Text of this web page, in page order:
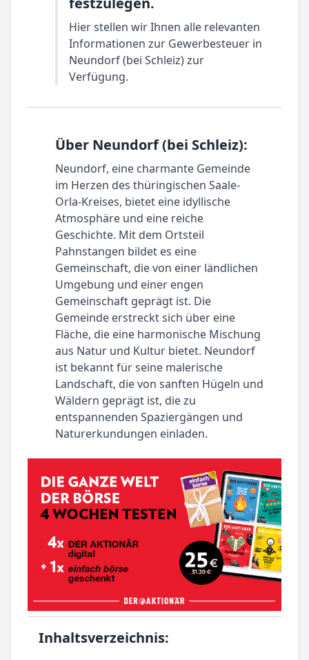
Hier stellen wir Ihnen alle relevanten
Informationen zur Gewerbesteuer in
Neundorf (bei Schleiz) zur
Verfügung.
Über Neundorf (bei Schleiz):
Neundorf, eine charmante Gemeinde
im Herzen des thüringischen Saale-
Orla-Kreises, bietet eine idyllische
Atmosphäre und eine reiche
Geschichte. Mit dem Ortsteil
Pahnstangen bildet es eine
Gemeinschaft, die von einer ländlichen
Umgebung und einer engen
Gemeinschaft geprägt ist. Die
Gemeinde erstreckt sich über eine
Fläche, die eine harmonische Mischung
aus Natur und Kultur bietet. Neundorf
ist bekannt für seine malerische
Landschaft, die von sanften Hügeln und
Wäldern geprägt ist, die zu
entspannenden Spaziergängen und
Naturerkundungen einladen.
Inhaltsverzeichnis: